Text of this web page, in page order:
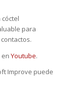
para
Youtube.
Improve puede